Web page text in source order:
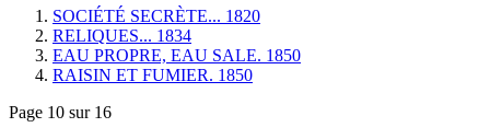
SOCIÉTÉ SECRÈTE... 1820
RELIQUES... 1834
EAU PROPRE, EAU SALE. 1850
RAISIN ET FUMIER. 1850
Page 10 sur 16